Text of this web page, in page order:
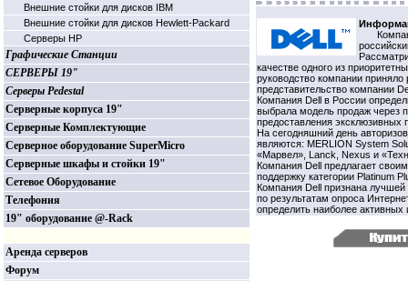
Внешние стойки для дисков IBM
Внешние стойки для дисков Hewlett-Packard
Серверы HP
Графические Станции
СЕРВЕРЫ 19"
Серверы Pedestal
Серверные корпуса 19"
Серверные Комплектующие
Серверное оборудование SuperMicro
Серверные шкафы и стойки 19"
Сетевое Оборудование
Телефония
19" оборудование @-Rack
Аренда серверов
Форум
качестве одного из
руководство компании
представительство компании
Компания Dell в России
выбрала модель продаж через
предоставления эксклюзивных
На сегодняшний день
являются: MERLION System
«Марвел», Lanck, Nexus и
Компания Dell предлагает
поддержку категории Platinum
Компания Dell признана
по результатам опроса
определить наиболее активных